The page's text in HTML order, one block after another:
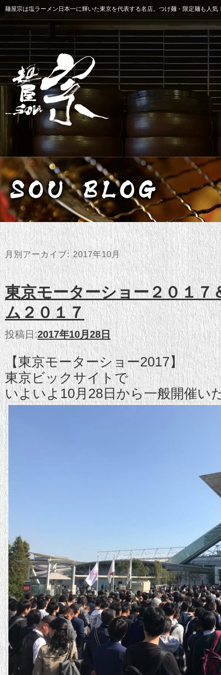
麺屋宗は塩ラーメン日本一に輝いた東京を代表する名店。つけ麺・限定麺も人
月別アーカイブ:2017年10月
東京モーターショー２０１７
ム２０１７
投稿日:2017年10月28日
【東京モーターショー2017】
東京ビックサイトで
いよいよ10月28日から一般開催い